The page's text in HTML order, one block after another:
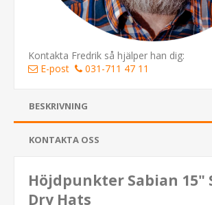
Kontakta Fredrik så hjälper han dig:
E-post
031-711 47 11
BESKRIVNING
KONTAKTA OSS
Höjdpunkter Sabian 15"
Dry Hats